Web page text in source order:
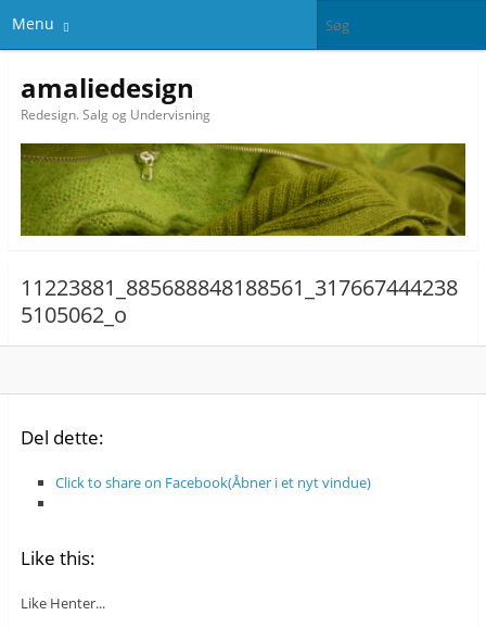
Menu
amaliedesign
Redesign. Salg og Undervisning
11223881_885688848188561_317667444238
5105062_o
Del dette:
Click to share on Facebook(Åbner i et nyt vindue)
Like this:
Like Henter...